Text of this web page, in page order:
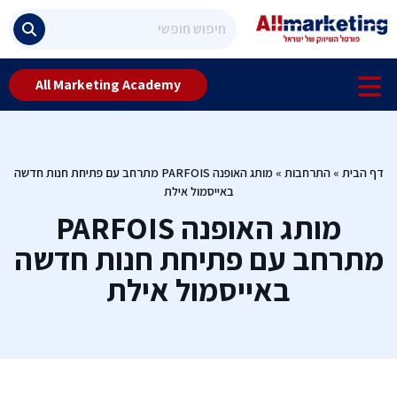
All Marketing Academy
דף הבית »התרחבות »
מותג האופנה PARFOIS מתרחב עם פתיחת חנות חדשה
באייסמול אילת
מותג האופנה PARFOIS
מתרחב עם פתיחת חנות חדשה
באייסמול אילת